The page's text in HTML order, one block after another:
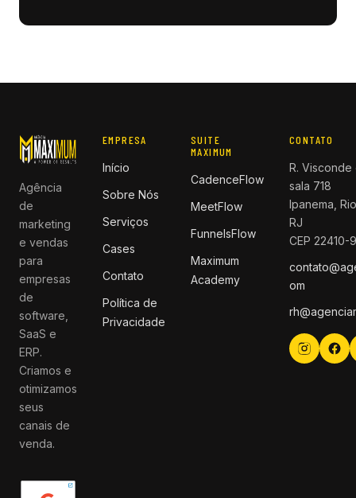
Agência
de
marketing
e vendas
para
empresas
de
software,
SaaS e
ERP.
Criamos e
otimizamos
seus
canais de
venda.
EMPRESA
Início
Sobre Nós
Serviços
Cases
Contato
Política de
Privacidade
SUITE
MAXIMUM
CadenceFlow
MeetFlow
FunnelsFlow
Maximum
Academy
CONTATO
R.
sala 718
Ipanema,
RJ
CEP 22410-
om